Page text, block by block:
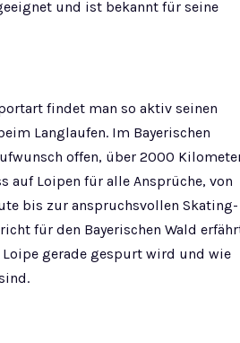
und ist bekannt für seine
findet man so aktiv seinen
Langlaufen. Im Bayerischen
offen, über 2000
auf Loipen für alle Ansprüche, von
bis zur anspruchsvollen Skating-
für den Bayerischen Wald
gerade gespurt wird und wie